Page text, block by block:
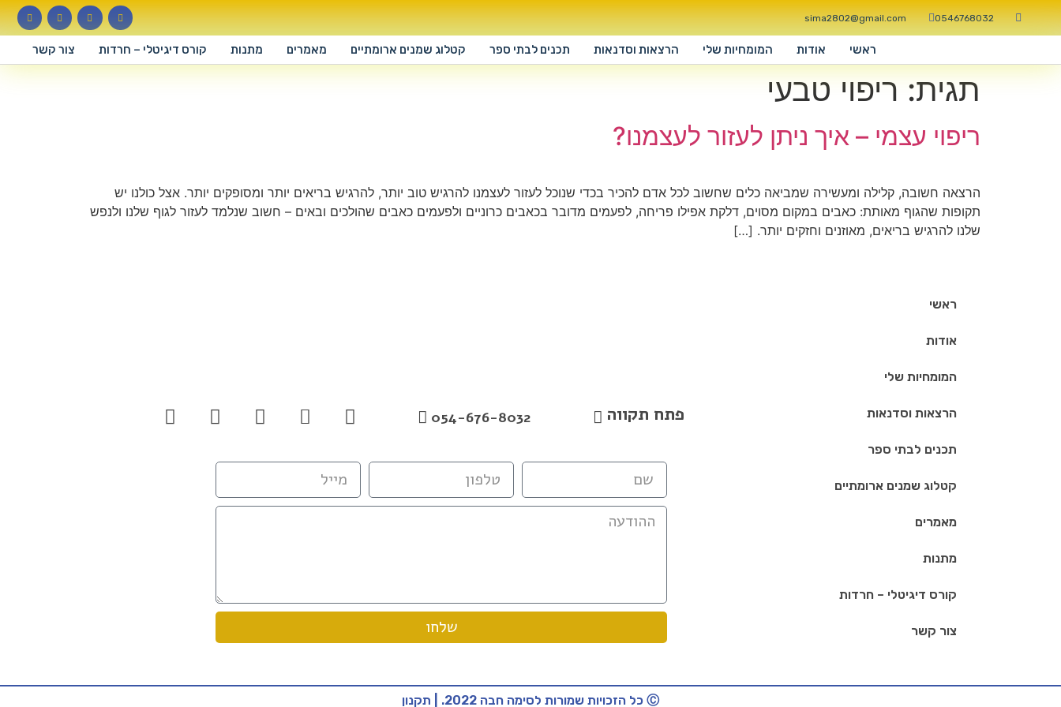
0546768032
sima2802@gmail.com
ראשי אודות המומחיות שלי הרצאות וסדנאות תכנים לבתי ספר קטלוג שמנים ארומתיים מאמרים מתנות קורס דיגיטלי – חרדות צור קשר
תגית:ריפוי טבעי
ריפוי עצמי – איך ניתן לעזור לעצמנו?
הרצאה חשובה, קלילה ומעשירה שמביאה כלים שחשוב לכל אדם להכיר בכדי שנוכל לעזור לעצמנו להרגיש טוב יותר, להרגיש בריאים יותר ומסופקים יותר. אצל כולנו יש
תקופות שהגוף מאותת: כאבים במקום מסוים, דלקת אפילו פריחה, לפעמים מדובר בכאבים כרוניים ולפעמים כאבים שהולכים ובאים – חשוב שנלמד לעזור לגוף שלנו ולנפש
שלנו להרגיש בריאים, מאוזנים וחזקים יותר. […]
ראשי
אודות
המומחיות שלי
הרצאות וסדנאות
תכנים לבתי ספר
קטלוג שמנים ארומתיים
מאמרים
מתנות
קורס דיגיטלי – חרדות
צור קשר
פתח תקווה 054-676-8032
שלחו
Ⓒ כל הזכויות שמורות לסימה חבה 2022. | תקנון